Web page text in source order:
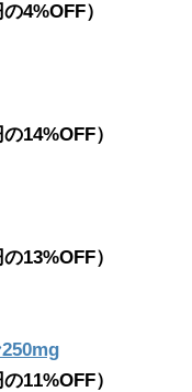
4%OFF）
14%OFF）
13%OFF）
11%OFF）